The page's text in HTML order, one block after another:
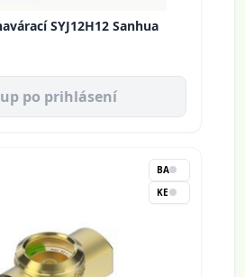
SYJ12H12 Sanhua
po prihlásení
BA
KE